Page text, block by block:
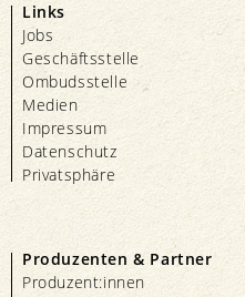
Links
Jobs
Geschäftsstelle
Ombudsstelle
Medien
Impressum
Datenschutz
Privatsphäre
Produzenten & Partner
Produzent:innen